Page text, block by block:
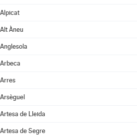
Alpicat
Alt Àneu
Anglesola
Arbeca
Arres
Arsèguel
Artesa de Lleida
Artesa de Segre